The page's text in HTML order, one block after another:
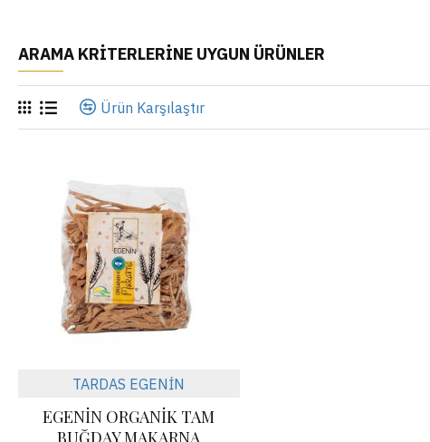
ARAMA KRITERLERINE UYGUN ÜRÜNLER
Ürün Karşılaştır
TARDAS EGENİN
EGENİN ORGANİK TAM
BUĞDAY MAKARNA